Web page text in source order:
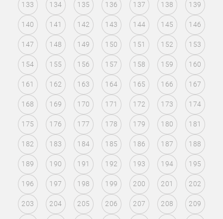
133 134 135 136 137 138 139
140 141 142 143 144 145 146
147 148 149 150 151 152 153
154 155 156 157 158 159 160
161 162 163 164 165 166 167
168 169 170 171 172 173 174
175 176 177 178 179 180 181
182 183 184 185 186 187 188
189 190 191 192 193 194 195
196 197 198 199 200 201 202
203 204 205 206 207 208 209